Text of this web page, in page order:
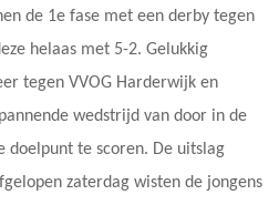
de 1e fase met een derby tegen
helaas met 5-2. Gelukkig
tegen VVOG Harderwijk en
wedstrijd van door in de
doelpunt te scoren. De uitslag
zaterdag wisten de jongens